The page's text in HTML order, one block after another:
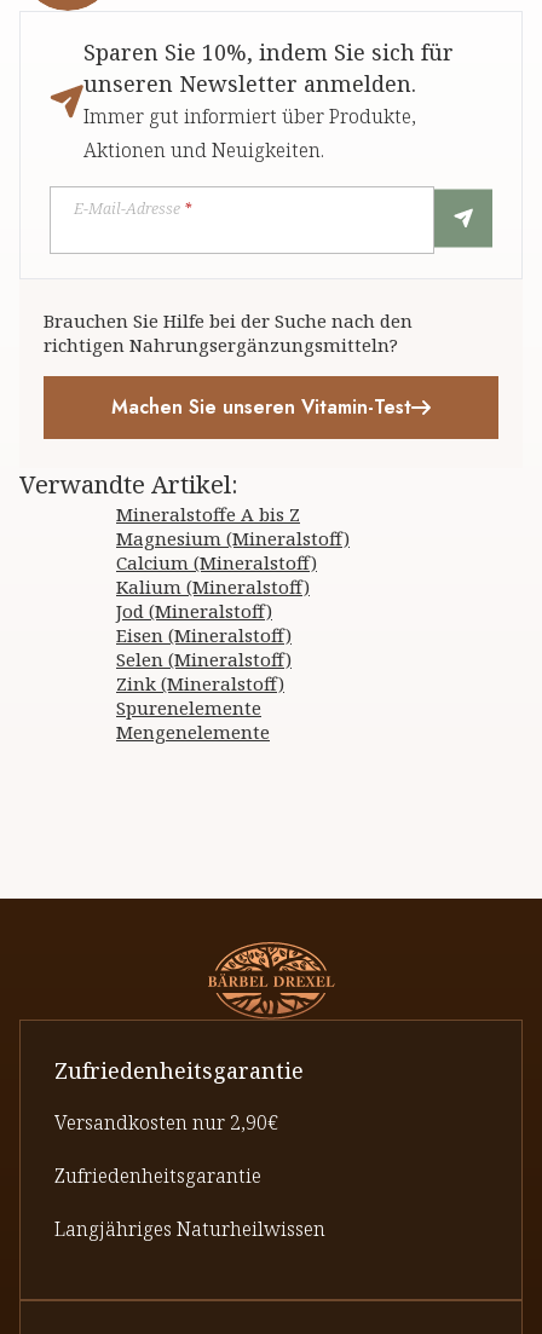
Sparen Sie 10%, indem Sie sich für
unseren Newsletter anmelden.
Immer gut informiert über Produkte,
Aktionen und Neuigkeiten.
E-Mail-Adresse *
Brauchen Sie Hilfe bei der Suche nach den
richtigen Nahrungsergänzungsmitteln?
Machen Sie unseren Vitamin-Test
Verwandte Artikel:
Mineralstoffe A bis Z
Magnesium (Mineralstoff)
Calcium (Mineralstoff)
Kalium (Mineralstoff)
Jod (Mineralstoff)
Eisen (Mineralstoff)
Selen (Mineralstoff)
Zink (Mineralstoff)
Spurenelemente
Mengenelemente
Zufriedenheitsgarantie
Versandkosten nur 2,90€
Zufriedenheitsgarantie
Langjähriges Naturheilwissen